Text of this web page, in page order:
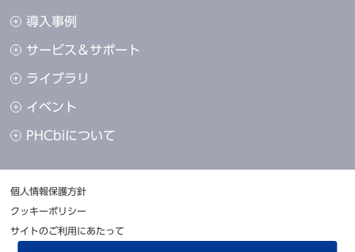
導入事例
サービス＆サポート
ライブラリ
イベント
PHCbiについて
個人情報保護方針
クッキーポリシー
サイトのご利用にあたって